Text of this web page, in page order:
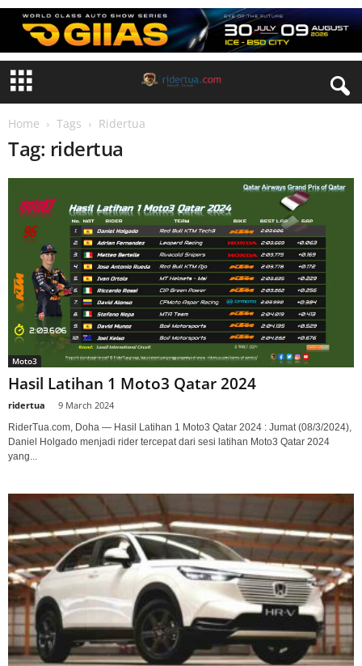
Home Tags Ridertua
Tag: ridertua
Moto3
Hasil Latihan 1 Moto3 Qatar 2024
ridertua 9 March 2024
RiderTua.com, Doha — Hasil Latihan 1 Moto3 Qatar 2024 : Jumat (08/3/2024),
Daniel Holgado menjadi rider tercepat dari sesi latihan Moto3 Qatar 2024
yang...